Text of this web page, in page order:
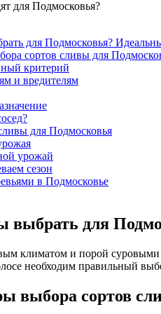
для Подмосковья?
сортов сливы для
критерий
и вредителям
для Подмосковья
урожай
сезон
в Подмосковье
выбрать для
климатом и порой
необходим правильный
выбора сортов